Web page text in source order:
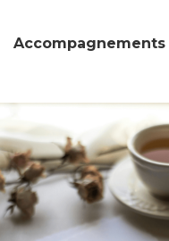
Accompagnements